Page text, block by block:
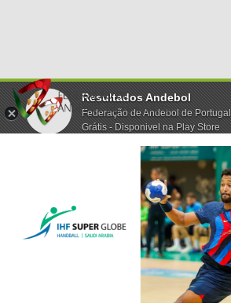
Resultados Andebol
Federação de Andebol de Portugal
Grátis - Disponivel na Play Store